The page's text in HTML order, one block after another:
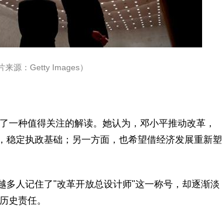
源：Getty Images）
种值得关注的解读。她认为，邓小平推动改革，
稳定执政基础；另一方面，也希望借经济发展重新塑
人记住了"改革开放总设计师"这一称号，却逐渐淡
史责任。